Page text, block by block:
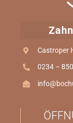
Castroper
0234 –